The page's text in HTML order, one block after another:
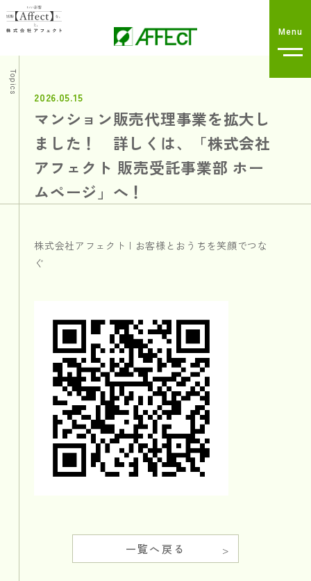
Topics
2026.05.15
マンション販売代理事業を拡大し
ました！ 詳しくは、「株式会社
アフェクト 販売受託事業部 ホー
ムページ」へ！
株式会社アフェクト | お客様とおうちを笑顔でつな
ぐ
一覧へ戻る